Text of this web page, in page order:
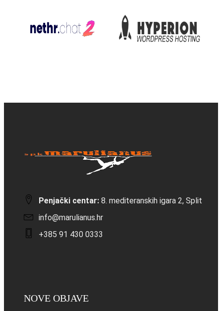
Penjački centar: 8. mediteranskih igara 2, Split
info@marulianus.hr
+385 91 430 0333
NOVE OBJAVE